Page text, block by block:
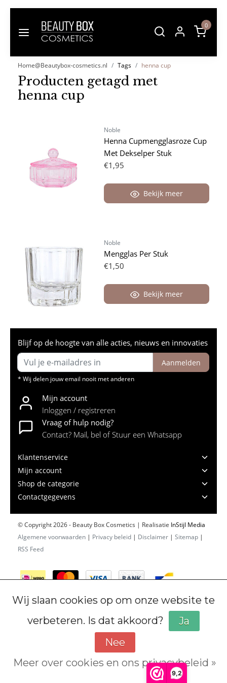
9,2
0
Home@Beautybox-cosmetics.nl Tags henna cup
Producten getagd met
henna cup
Noble
Henna Cupmengglasroze Cup
Met Dekselper Stuk
€1,95
Bekijk meer
Noble
Mengglas Per Stuk
€1,50
Bekijk meer
Blijf op de hoogte van alle acties, nieuws en innovaties
Aanmelden
* Wij delen jouw email nooit met anderen
Mijn account
Inloggen / registreren
Vraag of hulp nodig?
Contact? Mail, bel of Stuur een Whatsapp
Klantenservice
Mijn account
Shop de categorie
Contactgegevens
© Copyright 2026 - Beauty Box Cosmetics | Realisatie InStijl Media
Algemene voorwaarden | Privacy beleid | Disclaimer | Sitemap |
RSS Feed
Wij slaan cookies op om onze website te
verbeteren. Is dat akkoord?
Ja
Nee
Meer over cookies en ons privacybeleid »